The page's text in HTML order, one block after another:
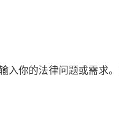
入你的法律问题或需求